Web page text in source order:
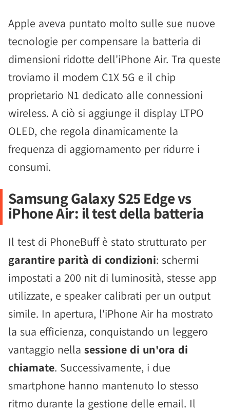
Apple aveva puntato molto sulle sue nuove
tecnologie per compensare la batteria di
dimensioni ridotte dell'iPhone Air. Tra queste
troviamo il modem C1X 5G e il chip
proprietario N1 dedicato alle connessioni
wireless. A ciò si aggiunge il display LTPO
OLED, che regola dinamicamente la
frequenza di aggiornamento per ridurre i
consumi.
Samsung Galaxy S25 Edge vs
iPhone Air: il test della batteria
Il test di PhoneBuff è stato strutturato per
garantire parità di condizioni: schermi
impostati a 200 nit di luminosità, stesse app
utilizzate, e speaker calibrati per un output
simile. In apertura, l'iPhone Air ha mostrato
la sua efficienza, conquistando un leggero
vantaggio nella sessione di un'ora di
chiamate. Successivamente, i due
smartphone hanno mantenuto lo stesso
ritmo durante la gestione delle email. Il